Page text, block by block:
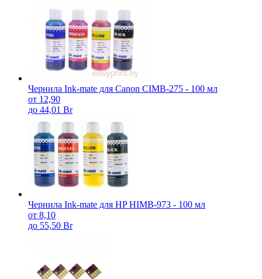
Чернила Ink-mate для Canon CIMB-275 - 100 мл
от 12,90
до 44,01 Br
Чернила Ink-mate для HP HIMB-973 - 100 мл
от 8,10
до 55,50 Br